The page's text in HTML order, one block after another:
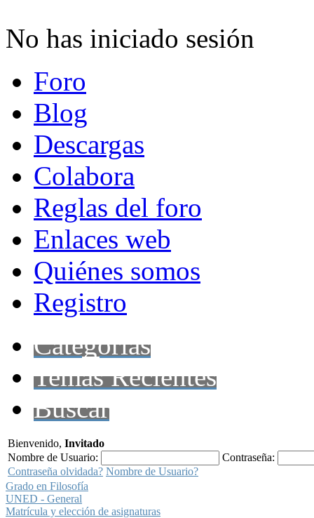
No has iniciado sesión
Foro
Blog
Descargas
Colabora
Reglas del foro
Enlaces web
Quiénes somos
Registro
Categorías
Temas Recientes
Buscar
Bienvenido, Invitado
Nombre de Usuario:
Contraseña:
Contraseña olvidada? Nombre de Usuario?
Grado en Filosofía
UNED - General
Matrícula y elección de asignaturas